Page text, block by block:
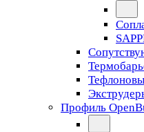
Профиль